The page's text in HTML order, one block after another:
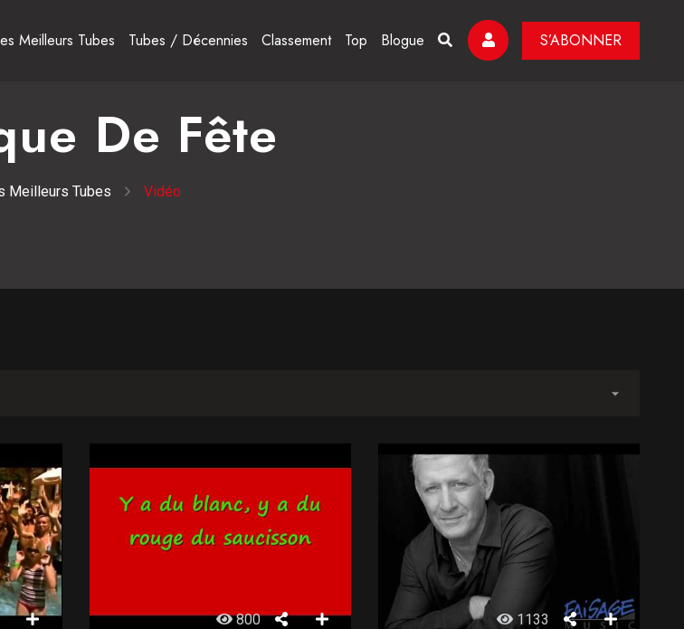
Meilleurs Tubes Tubes / Décennies Classement Top Blogue S’ABONNER
De Fête
Meilleurs Tubes Vidéo
800 1133